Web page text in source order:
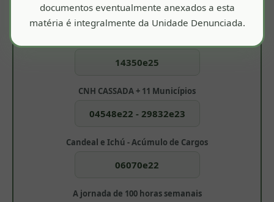
Nossa Atuação é Referência
14350e25
CNH CASSADA + 11 Municípios
04548e22 - 29832e23
Candeal e Ichú - Acúmulo de Cargos
06070e22
A jornada de 100 horas semanais
documentos eventualmente anexados a esta
matéria é integralmente da Unidade Denunciada.